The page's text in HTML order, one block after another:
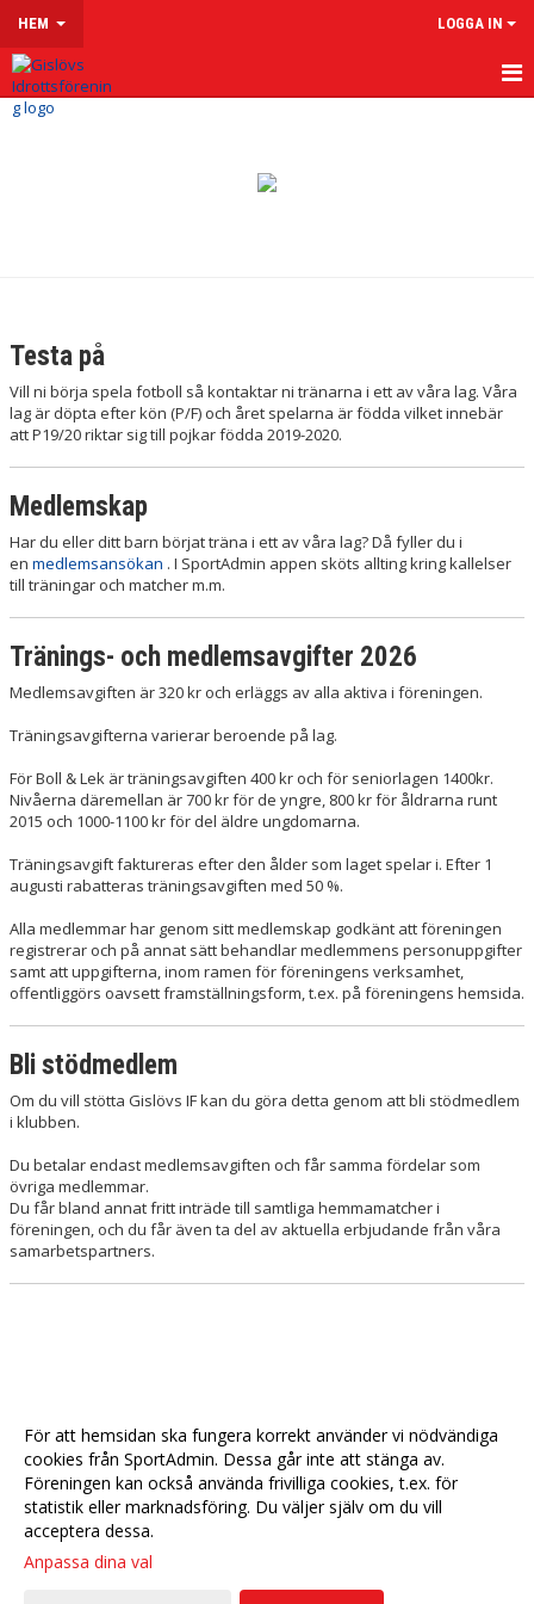
HEM LOGGA IN
HEM
IDROTTSFÖRSÄKRING
UTEGYM
PADEL
BOULE
STÖTTA GISLÖVS IF
SPONSRING
VÅRA LAG & LEDARE
LEDARSIDOR
MATCHER
KALENDER
KLUBBSHOP
LÄNKAR
NYHETER
Testa på
Vill ni börja spela fotboll så kontaktar ni tränarna i ett av våra lag. Våra
lag är döpta efter kön (P/F) och året spelarna är födda vilket innebär
att P19/20 riktar sig till pojkar födda 2019-2020.
Medlemskap
Har du eller ditt barn börjat träna i ett av våra lag? Då fyller du i
en medlemsansökan . I SportAdmin appen sköts allting kring kallelser
till träningar och matcher m.m.
Tränings- och medlemsavgifter 2026
Medlemsavgiften är 320 kr och erläggs av alla aktiva i föreningen.
Träningsavgifterna varierar beroende på lag.
För Boll & Lek är träningsavgiften 400 kr och för seniorlagen 1400kr.
Nivåerna däremellan är 700 kr för de yngre, 800 kr för åldrarna runt
2015 och 1000-1100 kr för del äldre ungdomarna.
Träningsavgift faktureras efter den ålder som laget spelar i. Efter 1
augusti rabatteras träningsavgiften med 50 %.
Alla medlemmar har genom sitt medlemskap godkänt att föreningen
registrerar och på annat sätt behandlar medlemmens personuppgifter
samt att uppgifterna, inom ramen för föreningens verksamhet,
offentliggörs oavsett framställningsform, t.ex. på föreningens hemsida.
Bli stödmedlem
Om du vill stötta Gislövs IF kan du göra detta genom att bli stödmedlem
i klubben.
Du betalar endast medlemsavgiften och får samma fördelar som
övriga medlemmar.
Du får bland annat fritt inträde till samtliga hemmamatcher i
föreningen, och du får även ta del av aktuella erbjudande från våra
samarbetspartners.
För att hemsidan ska fungera korrekt använder vi nödvändiga
cookies från SportAdmin. Dessa går inte att stänga av.
Föreningen kan också använda frivilliga cookies, t.ex. för
statistik eller marknadsföring. Du väljer själv om du vill
acceptera dessa.
Anpassa dina val